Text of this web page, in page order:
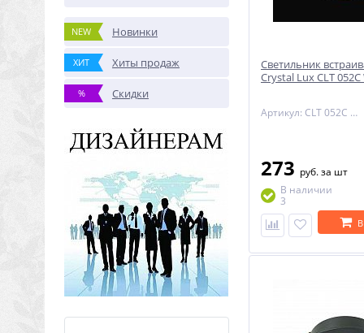
NEW Новинки
ХИТ Хиты продаж
% Скидки
Светильник
Crystal Lux CLT 052C
Артикул: CLT 052C WH-GO
273 руб.за шт
В наличии
3